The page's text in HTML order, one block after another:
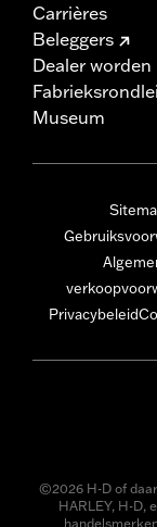
Carrières
Beleggers
Dealer worden
Museum
Privacybeleid
©2026 H-D of
HARLEY, H-D,